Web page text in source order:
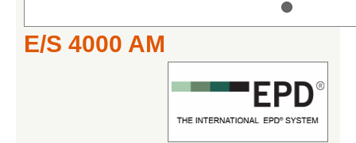
E/S 4000 AM